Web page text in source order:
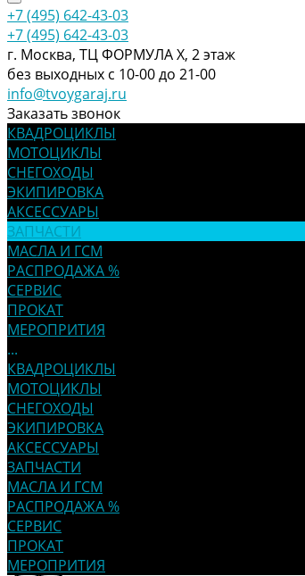
+7 (495) 642-43-03
+7 (495) 642-43-03
г. Москва, ТЦ ФОРМУЛА Х, 2 этаж
без выходных с 10-00 до 21-00
info@tvoygaraj.ru
Заказать звонок
КВАДРОЦИКЛЫ
МОТОЦИКЛЫ
СНЕГОХОДЫ
ЭКИПИРОВКА
АКСЕССУАРЫ
ЗАПЧАСТИ
МАСЛА И ГСМ
РАСПРОДАЖА %
СЕРВИС
ПРОКАТ
МЕРОПРИТИЯ
...
КВАДРОЦИКЛЫ
МОТОЦИКЛЫ
СНЕГОХОДЫ
ЭКИПИРОВКА
АКСЕССУАРЫ
ЗАПЧАСТИ
МАСЛА И ГСМ
РАСПРОДАЖА %
СЕРВИС
ПРОКАТ
МЕРОПРИТИЯ